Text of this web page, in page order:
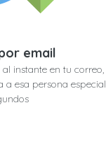
email
instante en tu correo,
a esa persona especial